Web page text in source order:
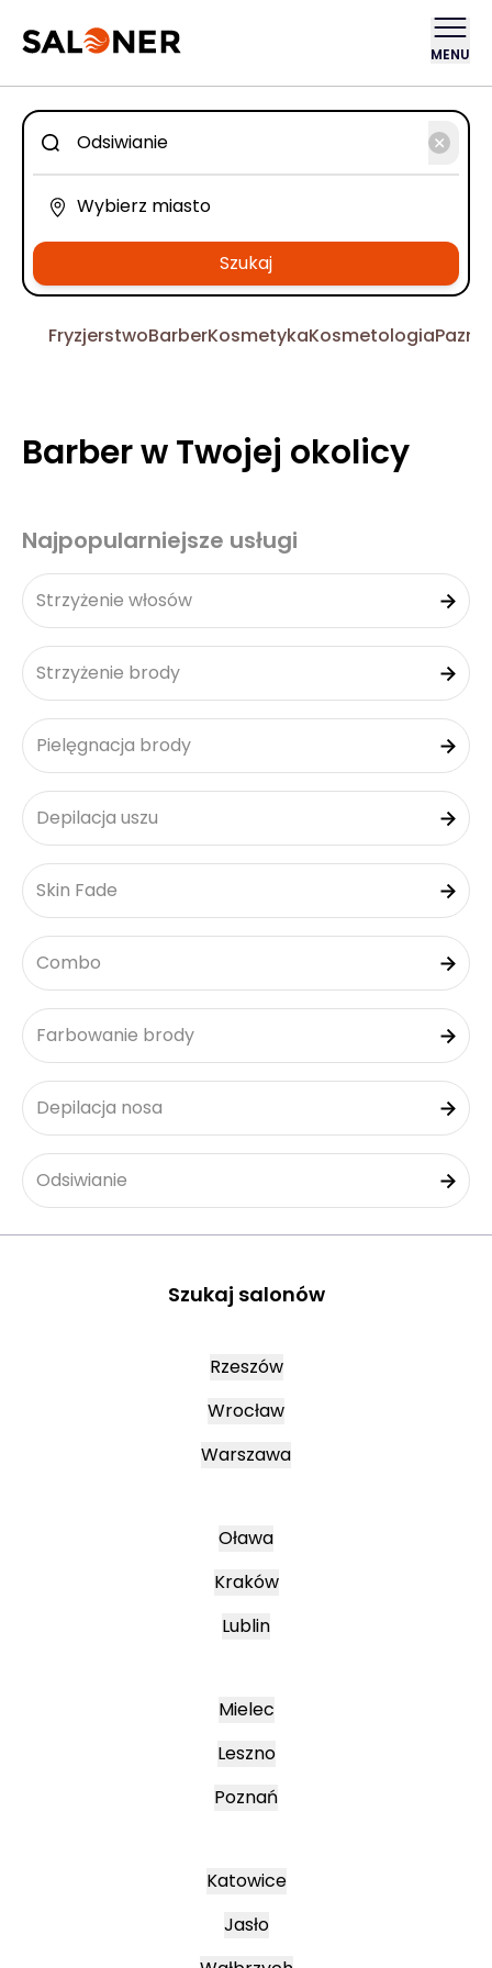
MENU
Szukaj
FryzjerstwoBarberKosmetykaKosmetologia
Barber w Twojej okolicy
Najpopularniejsze usługi
Strzyżenie włosów
Strzyżenie brody
Pielęgnacja brody
Depilacja uszu
Skin Fade
Combo
Farbowanie brody
Depilacja nosa
Odsiwianie
Szukaj salonów
Rzeszów
Wrocław
Warszawa
Oława
Kraków
Lublin
Mielec
Leszno
Poznań
Katowice
Jasło